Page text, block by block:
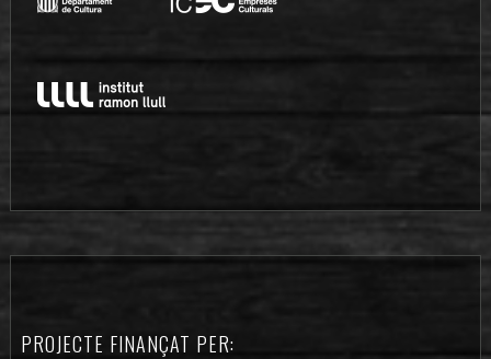
PROJECTE FINANÇAT PER: